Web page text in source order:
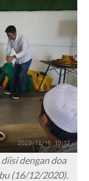
dengan doa
(16/12/2020).